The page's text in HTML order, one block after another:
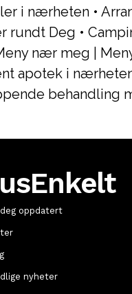
i nærheten •
rundt Deg •
nær meg |
apotek i
behandling
oppdatert
nyheter